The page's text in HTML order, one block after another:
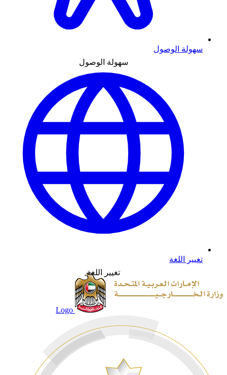
سهولة الوصول
سهولة الوصول
تغيير اللغة
تغيير اللغة
Logo